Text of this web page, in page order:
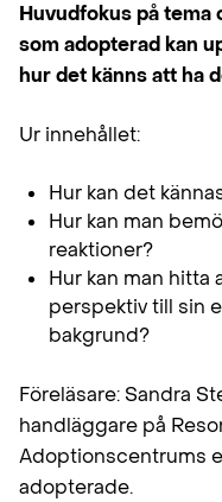
Huvudfokus på tema
som adopterad kan
hur det känns att ha
Ur innehållet:
Hur kan det
Hur kan man
reaktioner?
Hur kan man
perspektiv till sin
bakgrund?
Föreläsare: Sandra
handläggare på
Adoptionscentrums
adopterade.